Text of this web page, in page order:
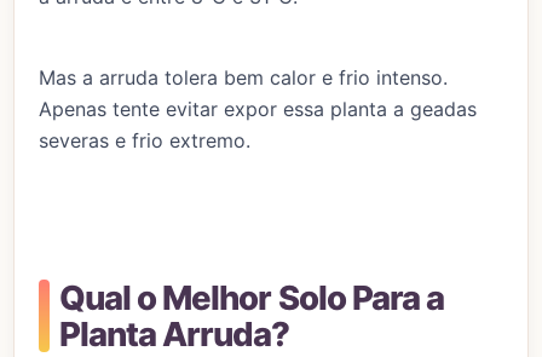
Mas a arruda tolera bem calor e frio intenso.
Apenas tente evitar expor essa planta a geadas
severas e frio extremo.
Qual o Melhor Solo Para a
Planta Arruda?